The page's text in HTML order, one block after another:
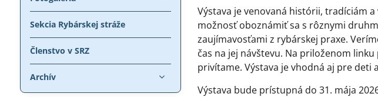
Výstava je venovaná histórii, tradíciám
možnosť oboznámiť sa s rôznymi
zaujímavosťami z rybárskej praxe.
čas na jej návštevu. Na priloženom
privítame. Výstava je vhodná aj pre deti
Výstava bude prístupná do 31. mája
Sekcia Rybárskej stráže
Členstvo v SRZ
Archív